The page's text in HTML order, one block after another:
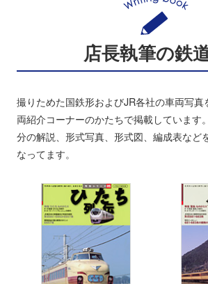
店長執筆の鉄
撮りためた国鉄形およびJR各社の車両写
両紹介コーナーのかたちで掲載しています
分の解説、形式写真、形式図、編成表など
なってます。